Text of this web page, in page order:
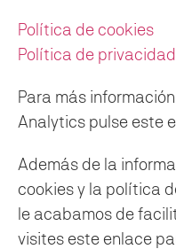
Política de cookies
Política de privacidad
Para más
Analytics pulse este
Además de la
cookies y la política
le acabamos de
visites este enlace